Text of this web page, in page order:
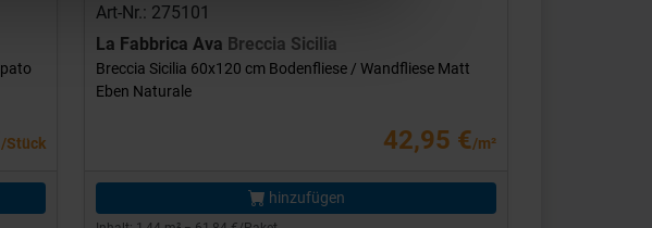
/Stück
Art-Nr.: 275101
La Fabbrica Ava Breccia Sicilia
Breccia Sicilia 60x120 cm Bodenfliese / Wandfliese Matt
Eben Naturale
42,95 €/m²
hinzufügen